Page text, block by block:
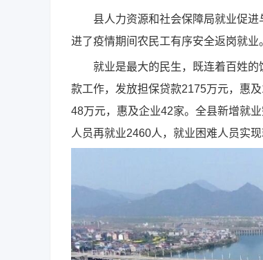
县人力资源和社会保障局就业促进与
进了疫情期间农民工有序安全返岗就业
就业是最大的民生，既连着百姓的
款工作，发放担保贷款2175万元，惠
48万元，惠及企业42家。全县新增就
人员再就业2460人，就业困难人员实现